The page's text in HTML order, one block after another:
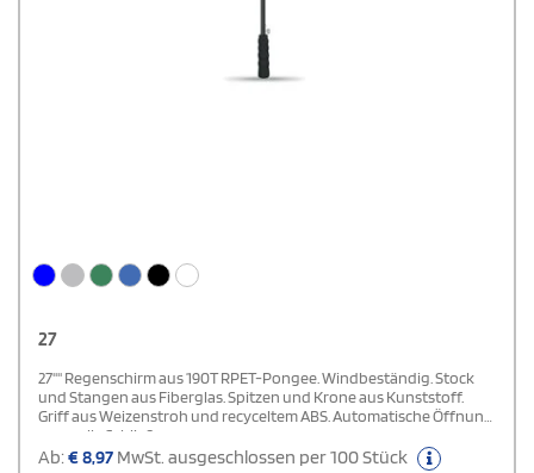
27
27'''' Regenschirm aus 190T RPET-Pongee. Windbeständig. Stock
und Stangen aus Fiberglas. Spitzen und Krone aus Kunststoff.
Griff aus Weizenstroh und recyceltem ABS. Automatische Öffnung,
manuelle Schließung.
Ab:€8,97 MwSt. ausgeschlossen per 100 Stück